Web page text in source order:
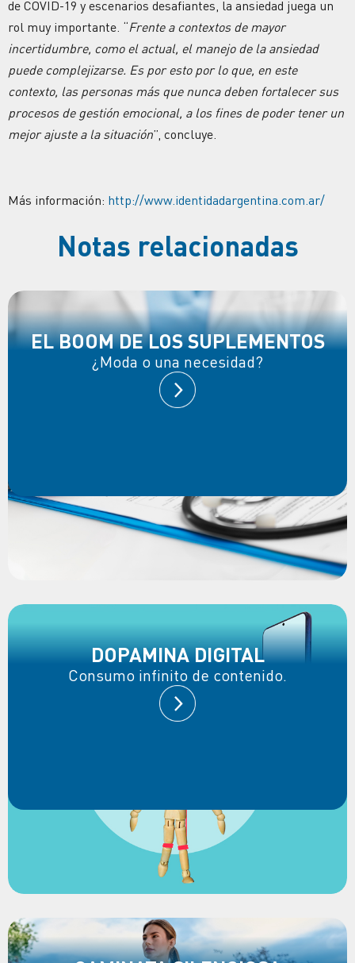
de COVID-19 y escenarios desafiantes, la ansiedad juega un
rol muy importante. “Frente a contextos de mayor
incertidumbre, como el actual, el manejo de la ansiedad
puede complejizarse. Es por esto por lo que, en este
contexto, las personas más que nunca deben fortalecer sus
procesos de gestión emocional, a los fines de poder tener un
mejor ajuste a la situación”, concluye.
Más información: http://www.identidadargentina.com.ar/
Notas relacionadas
EL BOOM DE LOS SUPLEMENTOS
¿Moda o una necesidad?
DOPAMINA DIGITAL
Consumo infinito de contenido.